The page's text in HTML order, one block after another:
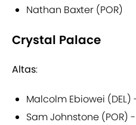
Nathan Baxter (POR)
Crystal Palace
Altas:
Malcolm Ebiowei (DEL)
Sam Johnstone (POR)